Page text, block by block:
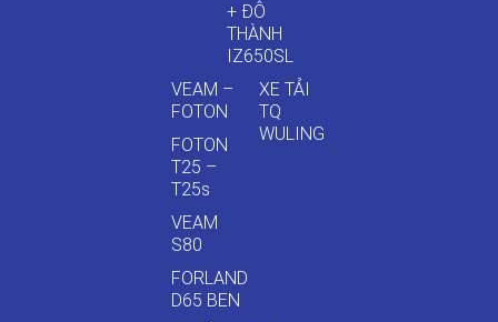
+ ĐÔ
THÀNH
IZ650SL
VEAM –
FOTON
FOTON
T25 –
T25s
VEAM
S80
FORLAND
D65 BEN
XE TẢI
TQ
WULING